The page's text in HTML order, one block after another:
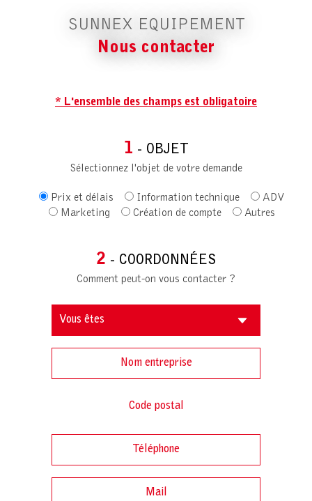
SUNNEX EQUIPEMENT
Nous contacter
* L'ensemble des champs est obligatoire
1 - OBJET
Sélectionnez l'objet de votre demande
Prix et délais Information technique
ADV
Marketing
Création de compte Autres
2 - COORDONNÉES
Comment peut-on vous contacter ?